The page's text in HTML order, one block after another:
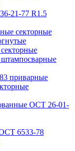
21-77 R1.5
секторные
приварные
ОСТ 26-01-
6533-78